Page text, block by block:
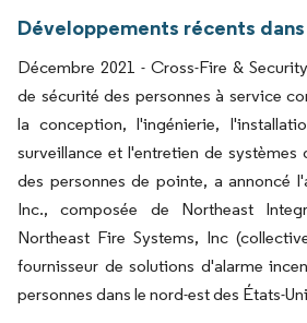
Développements récents
Décembre 2021 - Cross-Fire &
de sécurité des personnes à service
la conception, l'ingénierie,
surveillance et l'entretien de
des personnes de pointe, a annoncé
Inc., composée de Northeast
Northeast Fire Systems, Inc
fournisseur de solutions d'alarme
personnes dans le nord-est des États-